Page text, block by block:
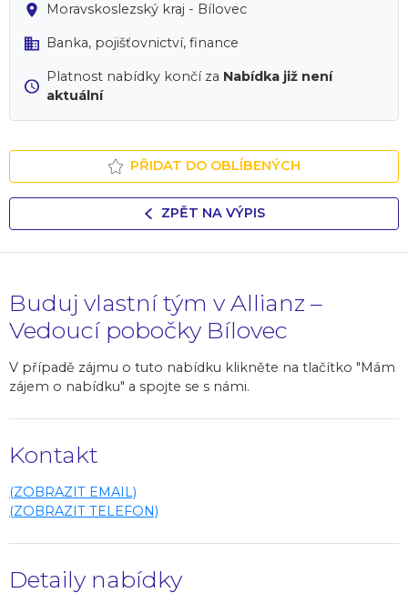
Moravskoslezský kraj - Bílovec
Banka, pojišťovnictví, finance
Platnost nabídky končí za Nabídka již není
aktuální
PŘIDAT DO OBLÍBENÝCH
ZPĚT NA VÝPIS
Buduj vlastní tým v Allianz –
Vedoucí pobočky Bílovec
V případě zájmu o tuto nabídku klikněte na tlačítko "Mám
zájem o nabídku" a spojte se s námi.
Kontakt
(ZOBRAZIT EMAIL)
(ZOBRAZIT TELEFON)
Detaily nabídky